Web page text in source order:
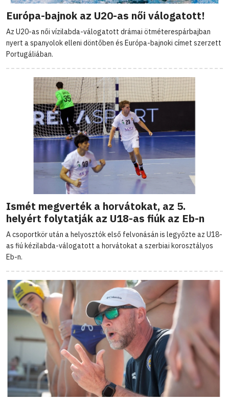
Európa-bajnok az U20-as női válogatott!
Az U20-as női vízilabda-válogatott drámai ötméterespárbajban
nyert a spanyolok elleni döntőben és Európa-bajnoki címet szerzett
Portugáliában.
Ismét megverték a horvátokat, az 5.
helyért folytatják az U18-as fiúk az Eb-n
A csoportkör után a helyosztók első felvonásán is legyőzte az U18-
as fiú kézilabda-válogatott a horvátokat a szerbiai korosztályos
Eb-n.